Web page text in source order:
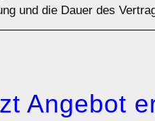
und die Dauer des
Angebot